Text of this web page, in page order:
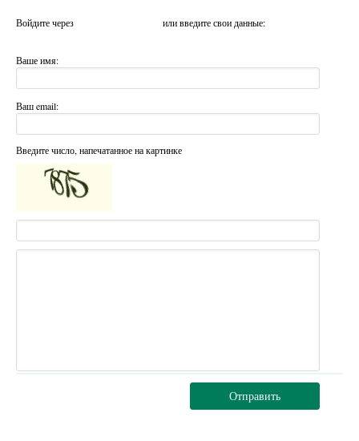
Войдите через или введите свои данные:
Ваше имя:
Ваш email:
Введите число, напечатанное на картинке
Отправить